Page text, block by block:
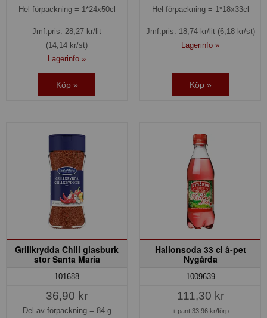
Hel förpackning = 1*24x50cl
Jmf.pris: 28,27 kr/lit
(14,14 kr/st)
Lagerinfo »
Köp »
Hel förpackning = 1*18x33cl
Jmf.pris: 18,74kr/lit (6,18 kr/st)
Lagerinfo »
Köp »
Grillkrydda Chili glasburk
stor Santa Maria
101688
36,90 kr
Del av förpackning = 84 g
Hallonsoda 33 cl å-pet
Nygårda
1009639
111,30 kr
+ pant 33,96 kr/förp